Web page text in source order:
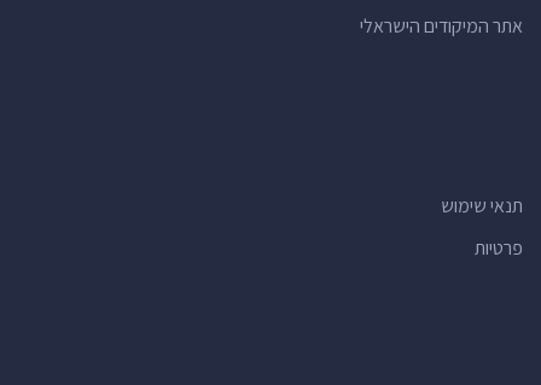
אתר המיקודים הישראלי
תנאי שימוש
פרטיות